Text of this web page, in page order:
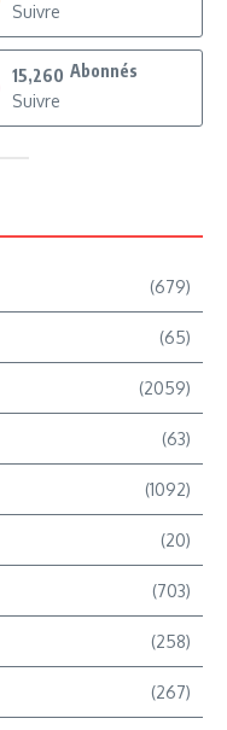
Suivre
15,260 Abonnés
Suivre
(679)
(65)
(2059)
(63)
(1092)
(20)
(703)
(258)
(267)